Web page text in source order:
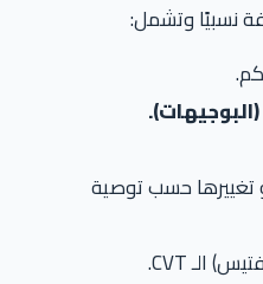
نسبيًا وتشمل:
حسب توصية
الـCVT
.